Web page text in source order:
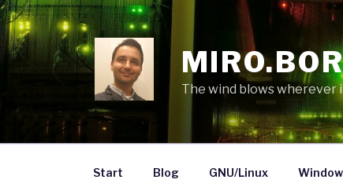
Skip
to
content
The wind blows wherever
Start Blog GNU/Linux